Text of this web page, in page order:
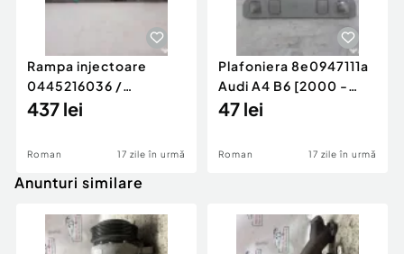
Rampa injectoare
0445216036 /
780542302 3.0 d 313
437 lei
Roman 17 zile în urmă
Plafoniera 8e0947111a
Audi A4 B6 [2000 -
2005]
47 lei
Roman 17 zile în urmă
Anunturi similare